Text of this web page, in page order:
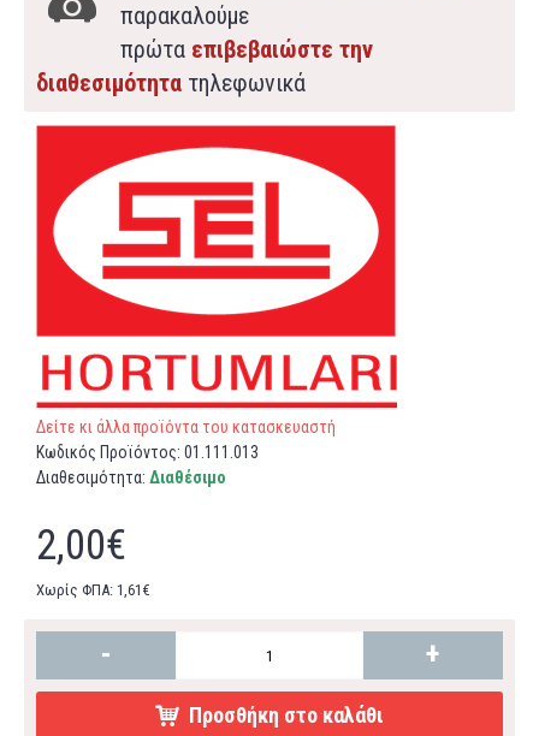
παρακαλούμε
πρώτα επιβεβαιώστε την
διαθεσιμότητα τηλεφωνικά
Δείτε κι άλλα προϊόντα του κατασκευαστή
Κωδικός Προϊόντος: 01.111.013
Διαθεσιμότητα: Διαθέσιμο
2,00€
Χωρίς ΦΠΑ: 1,61€
- +
Προσθήκη στο καλάθι